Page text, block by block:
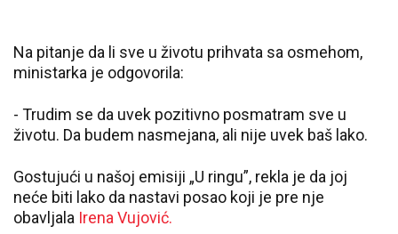
Na pitanje da li sve u životu prihvata sa osmehom,
ministarka je odgovorila:
- Trudim se da uvek pozitivno posmatram sve u
životu. Da budem nasmejana, ali nije uvek baš lako.
Gostujući u našoj emisiji „U ringu”, rekla je da joj
neće biti lako da nastavi posao koji je pre nje
obavljala Irena Vujović.